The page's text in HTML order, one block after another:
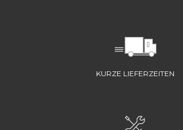
KURZE LIEFERZEITEN